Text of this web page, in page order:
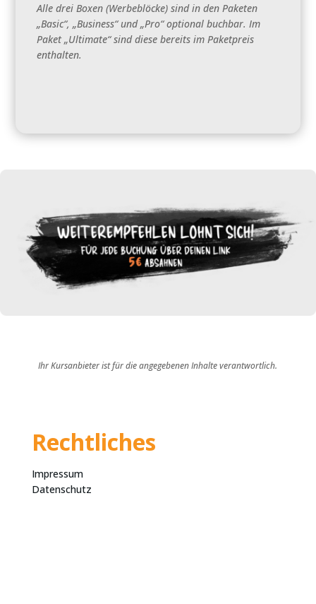
Alle drei Boxen (Werbeblöcke) sind in den Paketen
„Basic“, „Business“ und „Pro“ optional buchbar. Im
Paket „Ultimate“ sind diese bereits im Paketpreis
enthalten.
Ihr Kursanbieter ist für die angegebenen Inhalte verantwortlich.
Rechtliches
Impressum
Datenschutz